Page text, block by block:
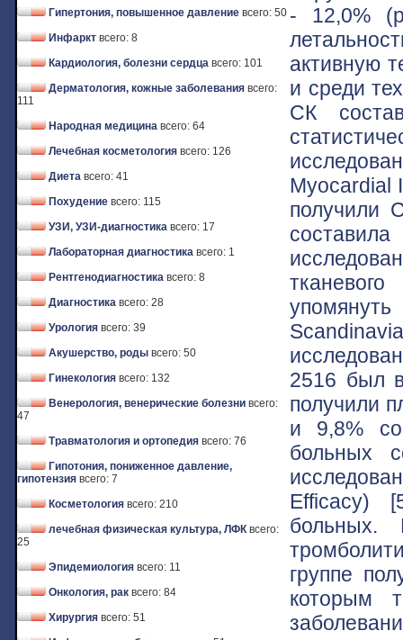
Гипертония, повышенное давление всего: 50
Инфаркт всего: 8
Кардиология, болезни сердца всего: 101
Дерматология, кожные заболевания всего:
111
Народная медицина всего: 64
Лечебная косметология всего: 126
Диета всего: 41
Похудение всего: 115
УЗИ, УЗИ-диагностика всего: 17
Лабораторная диагностика всего: 1
Рентгенодиагностика всего: 8
Диагностика всего: 28
Урология всего: 39
Акушерство, роды всего: 50
Гинекология всего: 132
Венерология, венерические болезни всего:
47
Травматология и ортопедия всего: 76
Гипотония, пониженное давление,
гипотензия всего: 7
Косметология всего: 210
лечебная физическая культура, ЛФК всего:
25
Эпидемиология всего: 11
Онкология, рак всего: 84
Хирургия всего: 51
- 12,0%
активную
и среди
СК
Myocardial
получили
2516 был
получили
и 9,8%
больных
Efficacy)
больных.
группе
которым